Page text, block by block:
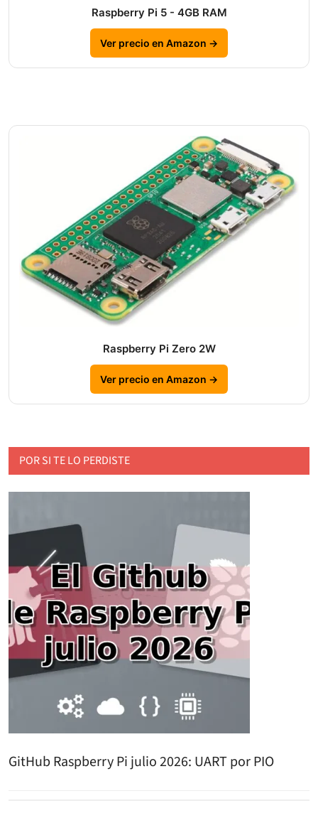
Raspberry Pi 5 - 4GB RAM
Ver precio en Amazon →
Raspberry Pi Zero 2W
Ver precio en Amazon →
POR SI TE LO PERDISTE
GitHub Raspberry Pi julio 2026: UART por PIO